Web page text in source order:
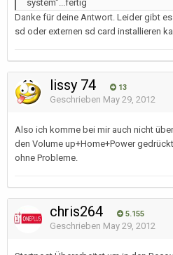
system"...fertig
Danke für deine Antwort. Leider gibt
sd oder externen sd card installieren
lissy 74 13
Geschrieben May 29, 2012
Also ich komme bei mir auch nicht
den Volume up+Home+Power
ohne Probleme.
chris264 5.155
Geschrieben May 29, 2012